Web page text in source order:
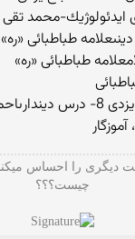
دیگری را احساس
چیست؟؟؟